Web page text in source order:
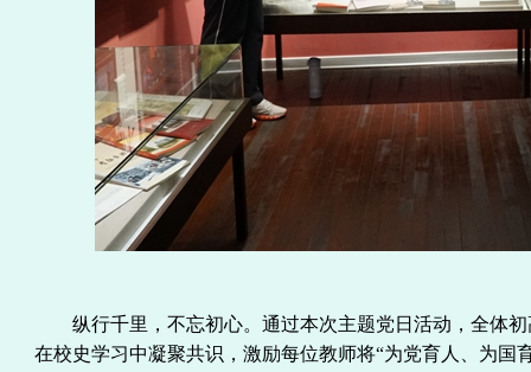
纵行千里，不忘初心。通过本次主题党日活动，全体初
在校史学习中凝聚共识，激励每位教师将“为党育人、为国